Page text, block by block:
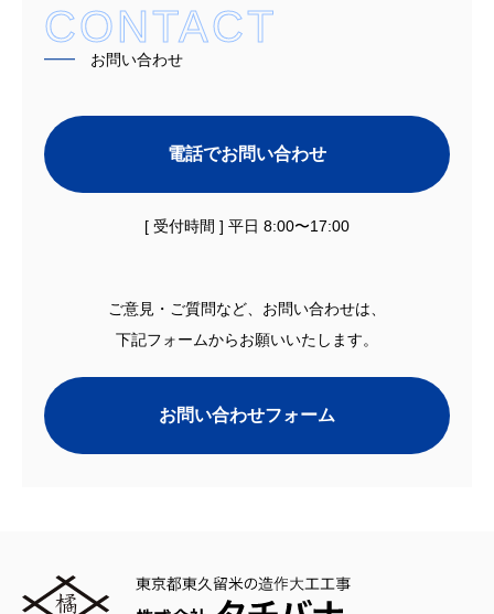
CONTACT
━━ お問い合わせ
電話でお問い合わせ
[ 受付時間 ] 平日 8:00〜17:00
ご意見・ご質問など、お問い合わせは、
下記フォームからお願いいたします。
お問い合わせフォーム